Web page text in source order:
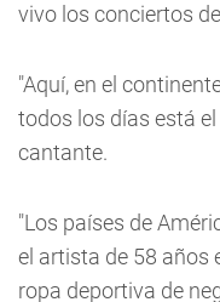
vivo los conciertos
"Aquí, en el
todos los días está el
cantante.
"Los países de
el artista de 58 años
ropa deportiva de